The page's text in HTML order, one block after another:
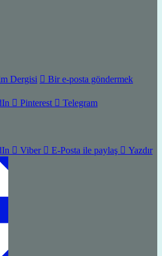
Dergisi
Bir e-posta göndermek
Pinterest
Telegram
Viber E-Posta ile paylaş Yazdır